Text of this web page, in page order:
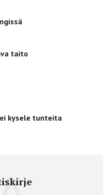
taito
kysele tunteita